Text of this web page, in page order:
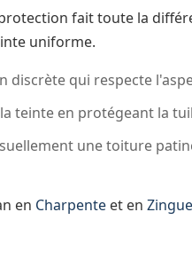
fait toute la
uniforme.
discrète qui respecte
teinte en protégeant la
une toiture
en Charpente et en